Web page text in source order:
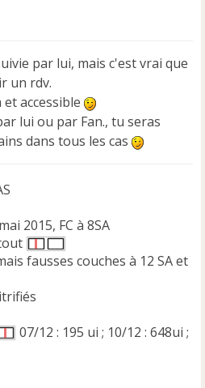
par lui, mais c'est vrai que
un rdv.
accessible
lui ou par Fan., tu seras
dans tous les cas
2015, FC à 8SA
fausses couches à 12 SA et
07/12 : 195 ui ; 10/12 : 648ui ;